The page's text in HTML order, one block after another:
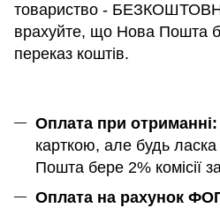
товариство -
врахуйте, що Нова Пошта
переказ коштів.
Оплата при отриманні:
карткою, але будь
Пошта бере 2% комісії
Оплата на рахунок